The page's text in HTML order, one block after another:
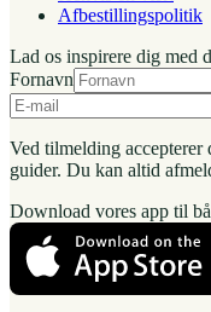
Afbestillingspolitik
Lad os inspirere dig med
Fornavn
Ved tilmelding accepterer
guider. Du kan altid
Download vores app til